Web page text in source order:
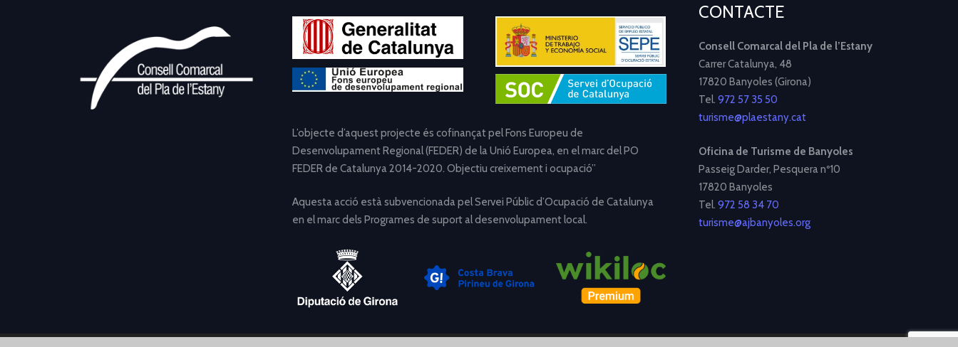
L’objecte d’aquest projecte és cofinançat pel Fons Europeu de
Desenvolupament Regional (FEDER) de la Unió Europea, en el marc del PO
FEDER de Catalunya 2014-2020. Objectiu creixement i ocupació”
Aquesta acció està subvencionada pel Servei Públic d’Ocupació de Catalunya
en el marc dels Programes de suport al desenvolupament local.
CONTACTE
Consell Comarcal del Pla de l’Estany
Carrer Catalunya, 48
17820 Banyoles (Girona)
Tel. 972 57 35 50
turisme@plaestany.cat
Oficina de Turisme de Banyoles
Passeig Darder, Pesquera nº10
17820 Banyoles
Tel. 972 58 34 70
turisme@ajbanyoles.org